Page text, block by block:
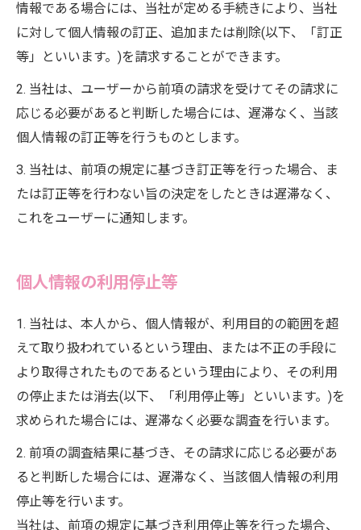
情報である場合には、当社が定める手続きにより、当社
に対して個人情報の訂正、追加または削除(以下、「訂正
等」といいます。)を請求することができます。
2. 当社は、ユーザーから前項の請求を受けてその請求に
応じる必要があると判断した場合には、遅滞なく、当該
個人情報の訂正等を行うものとします。
3. 当社は、前項の規定に基づき訂正等を行った場合、ま
たは訂正等を行わない旨の決定をしたときは遅滞なく、
これをユーザーに通知します。
個人情報の利用停止等
1. 当社は、本人から、個人情報が、利用目的の範囲を超
えて取り扱われているという理由、または不正の手段に
より取得されたものであるという理由により、その利用
の停止または消去(以下、「利用停止等」といいます。)を
求められた場合には、遅滞なく必要な調査を行います。
2. 前項の調査結果に基づき、その請求に応じる必要があ
ると判断した場合には、遅滞なく、当該個人情報の利用
停止等を行います。
当社は、前項の規定に基づき利用停止等を行った場合、